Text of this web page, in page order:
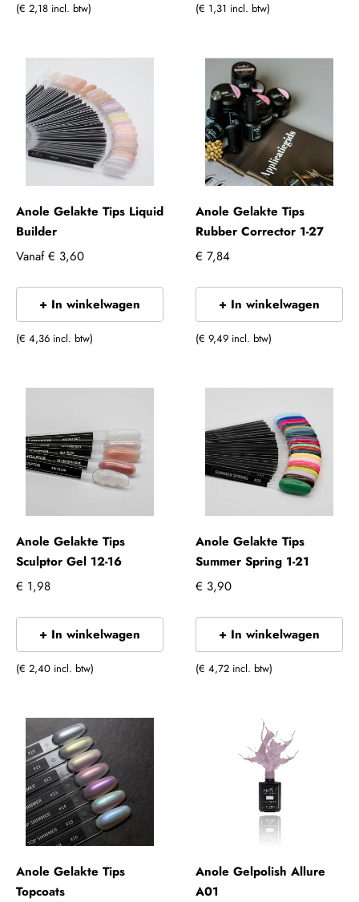
(€ 2,18 incl. btw) (€ 1,31 incl. btw)
Anole Gelakte Tips Liquid
Builder
Vanaf € 3,60
+ In winkelwagen
(€ 4,36 incl. btw)
Anole Gelakte Tips
Rubber Corrector 1-27
€ 7,84
+ In winkelwagen
(€ 9,49 incl. btw)
Anole Gelakte Tips
Sculptor Gel 12-16
€ 1,98
+ In winkelwagen
(€ 2,40 incl. btw)
Anole Gelakte Tips
Summer Spring 1-21
€ 3,90
+ In winkelwagen
(€ 4,72 incl. btw)
Anole Gelakte Tips
Topcoats
Anole Gelpolish Allure
A01